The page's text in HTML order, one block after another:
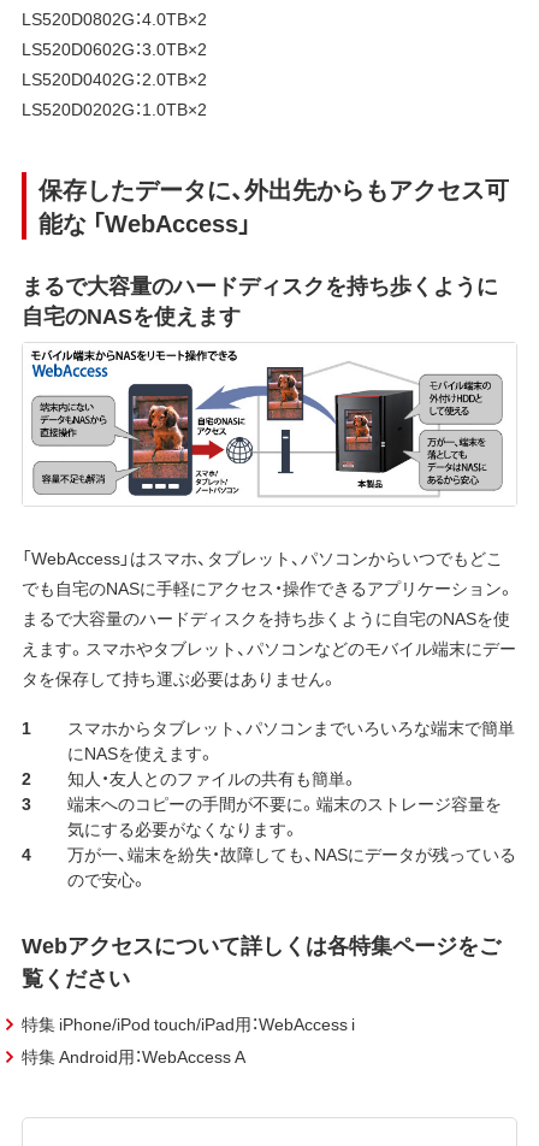
LS520D0802G：4.0TB×2
LS520D0602G：3.0TB×2
LS520D0402G：2.0TB×2
LS520D0202G：1.0TB×2
保存したデータに、外出先からもアクセス可
能な 「WebAccess」
まるで大容量のハードディスクを持ち歩くように
自宅のNASを使えます
「WebAccess」はスマホ、タブレット、パソコンからいつでもどこ
でも自宅のNASに手軽にアクセス・操作できるアプリケーション。
まるで大容量のハードディスクを持ち歩くように自宅のNASを使
えます。スマホやタブレット、パソコンなどのモバイル端末にデー
タを保存して持ち運ぶ必要はありません。
スマホからタブレット、パソコンまでいろいろな端末で簡単
にNASを使えます。
知人・友人とのファイルの共有も簡単。
端末へのコピーの手間が不要に。端末のストレージ容量を
気にする必要がなくなります。
万が一、端末を紛失・故障しても、NASにデータが残っている
ので安心。
Webアクセスについて詳しくは各特集ページをご
覧ください
特集 iPhone/iPod touch/iPad用：WebAccess i
特集 Android用：WebAccess A